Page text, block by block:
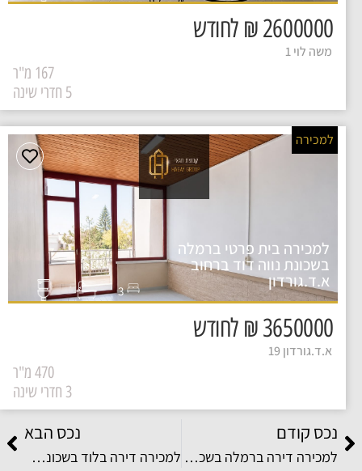
2600000 ₪ לחודש
משה לוי 1
167 מ"ר
למכירה בית פרטי ברמלה
בשכונת נווה דוד ברחוב
א.ד.גורדון 3
3650000 ₪ לחודש
א.ד.גורדון 19
למכירה
470 מ"ר
נכס קודם
למכירה דירה ברמלה בשכונת נאות שמיר ברחוב חיים לסקוב
נכס הבא
למכירה דירה בלוד בשכונת גבעת הזיתים ברחוב הנשיא